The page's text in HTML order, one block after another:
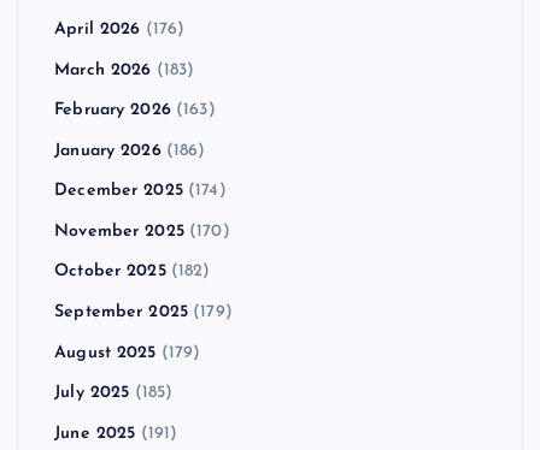
April 2026 (176)
March 2026 (183)
February 2026(163)
January 2026(186)
December 2025(174)
November 2025(170)
October 2025(182)
September 2025 (179)
August 2025 (179)
July 2025 (185)
June 2025 (191)